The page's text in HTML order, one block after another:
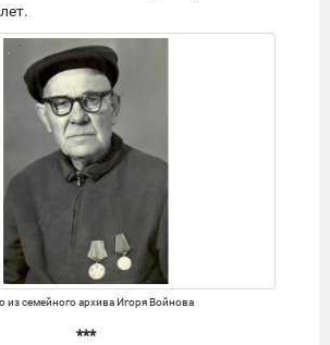
из семейного архива Игоря Войнова
***